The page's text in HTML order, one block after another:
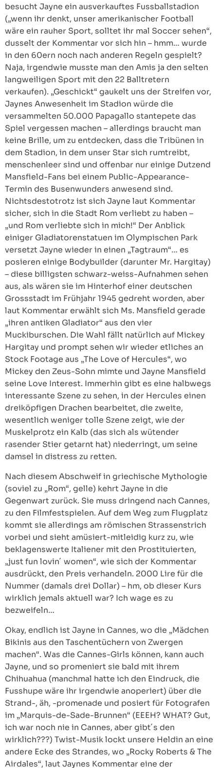
besucht Jayne ein ausverkauftes Fussballstadion
(„wenn ihr denkt, unser amerikanischer Football
wäre ein rauher Sport, solltet ihr mal Soccer sehen“,
dusselt der Kommentar vor sich hin – hmm… wurde
in den 60ern noch nach anderen Regeln gespielt?
Naja, irgendwie musste man den Amis ja den selten
langweiligen Sport mit den 22 Balltretern
verkaufen). „Geschickt“ gaukelt uns der Streifen vor,
Jaynes Anwesenheit im Stadion würde die
versammelten 50.000 Papagallo stantepete das
Spiel vergessen machen – allerdings braucht man
keine Brille, um zu entdecken, dass die Tribünen in
dem Stadion, in dem unser Star sich rumtreibt,
menschenleer sind und offenbar nur einige Dutzend
Mansfield-Fans bei einem Public-Appearance-
Termin des Busenwunders anwesend sind.
Nichtsdestotrotz ist sich Jayne laut Kommentar
sicher, sich in die Stadt Rom verliebt zu haben –
„und Rom verliebte sich in mich!“ Der Anblick
einiger Gladiatorenstatuen im Olympischen Park
versetzt Jayne wieder in einen „Tagtraum“… es
posieren einige Bodybuilder (darunter Mr. Hargitay)
– diese billigsten schwarz-weiss-Aufnahmen sehen
aus, als wären sie im Hinterhof einer deutschen
Grossstadt im Frühjahr 1945 gedreht worden, aber
laut Kommentar erwählt sich Ms. Mansfield gerade
„ihren antiken Gladiator“ aus den vier
Muckiburschen. Die Wahl fällt natürlich auf Mickey
Hargitay und prompt sehen wir wieder etliches an
Stock Footage aus „The Love of Hercules“, wo
Mickey den Zeus-Sohn mimte und Jayne Mansfield
seine Love Interest. Immerhin gibt es eine halbwegs
interessante Szene zu sehen, in der Hercules einen
dreiköpfigen Drachen bearbeitet, die zweite,
wesentlich weniger tolle Szene zeigt, wie der
Muskelprotz ein Kalb (das sich als wütender
rasender Stier getarnt hat) niederringt, um seine
damsel in distress zu retten.
Nach diesem Abschweif in griechische Mythologie
(soviel zu „Rom“, gelle) kehrt Jayne in die
Gegenwart zurück. Sie muss dringend nach Cannes,
zu den Filmfestspielen. Auf dem Weg zum Flugplatz
kommt sie allerdings am römischen Strassenstrich
vorbei und sieht amüsiert-mitleidig kurz zu, wie
beklagenswerte Italiener mit den Prostituierten,
„just fun lovin´ women“, wie sich der Kommentar
ausdrückt, den Preis verhandeln. 2000 Lire für die
Nummer (damals drei Dollar) – hm, ob dieser Kurs
wirklich jemals aktuell war? Ich wage es zu
bezweifeln…
Okay, endlich ist Jayne in Cannes, wo die „Mädchen
Bikinis aus den Taschentüchern von Zwergen
machen“. Was die Cannes-Girls können, kann auch
Jayne, und so promeniert sie bald mit ihrem
Chihuahua (manchmal hatte ich den Eindruck, die
Fusshupe wäre ihr irgendwie anoperiert) über die
Strand-, äh, -promenade und posiert für Fotografen
im „Marquis-de-Sade-Brunnen“ (EEEH? WHAT? Gut,
ich war noch nie in Cannes, aber gibt´s den
wirklich???) Twist-Musik lockt unsere Heldin an eine
andere Ecke des Strandes, wo „Rocky Roberts & The
Airdales“, laut Jaynes Kommentar eine der